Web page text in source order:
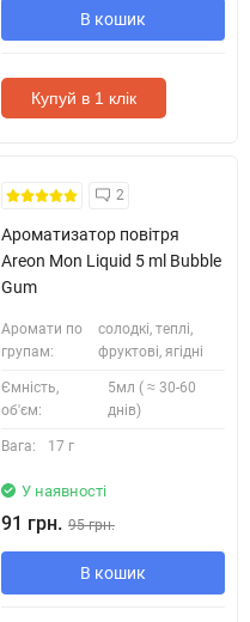
В кошик
Купуй в 1 клік
2
Ароматизатор повітря
Areon Mon Liquid 5 ml Bubble
Gum
Аромати по
групам:
солодкі, теплі,
фруктові, ягідні
Ємність,
об'єм:
5мл ( ≈ 30-60
днів)
Вага: 17 г
У наявності
91 грн. 95 грн.
В кошик